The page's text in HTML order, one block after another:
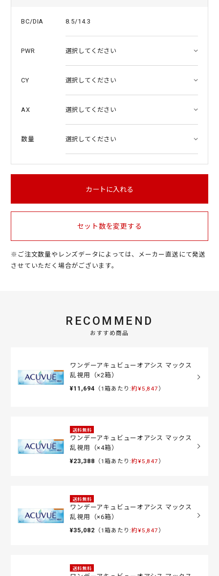
BC/DIA 8.5/14.3
PWR
CY
AX
数量
カートに入れる
セット数を変更する
※ご注文数量やレンズデータによっては、メーカー直送にて発送
させていただく場合がございます。
RECOMMEND
おすすめ商品
ワンデーアキュビューオアシス マックス
乱視用（×2箱）
¥11,694 （1箱あたり:約¥5,847 ）
送料無料
ワンデーアキュビューオアシス マックス
乱視用（×4箱）
¥23,388 （1箱あたり:約¥5,847 ）
送料無料
ワンデーアキュビューオアシス マックス
乱視用（×6箱）
¥35,082 （1箱あたり:約¥5,847 ）
送料無料